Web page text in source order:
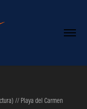
// Playa del Carmen